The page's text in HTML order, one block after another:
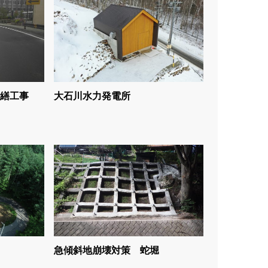
工事 大石川水力発電所
急傾斜地崩壊対策 蛇堀